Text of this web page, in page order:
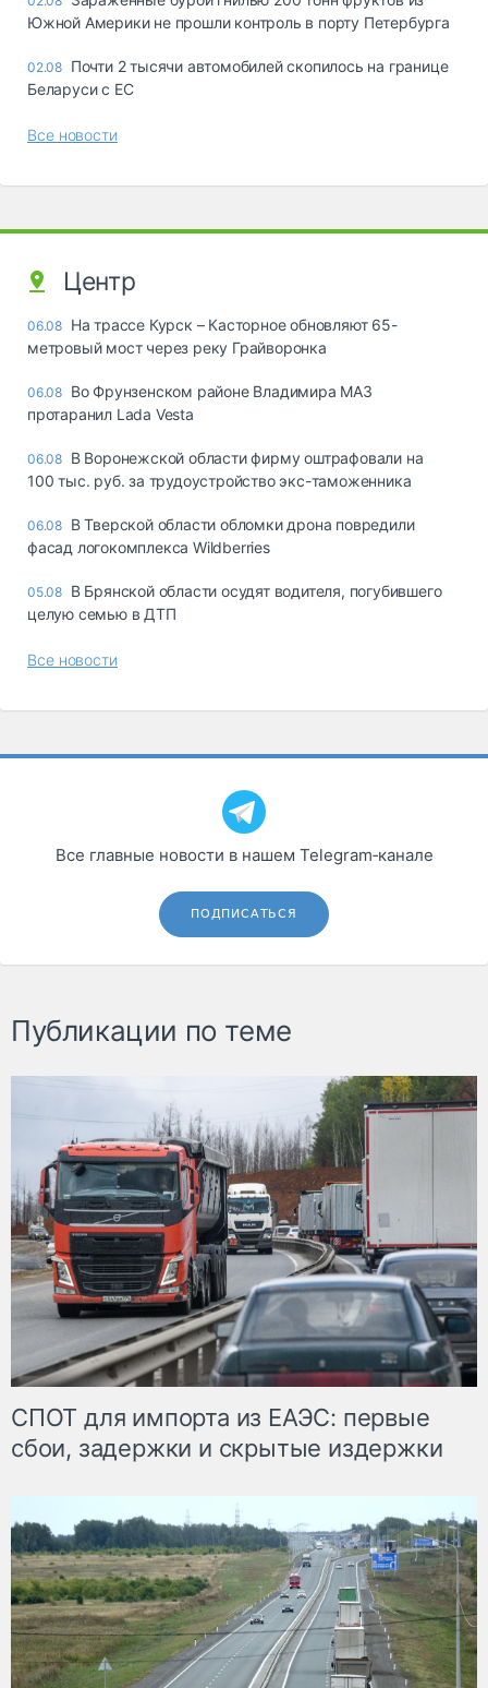
Южной Америки не прошли контроль в порту Петербурга
02.08 Почти 2 тысячи автомобилей скопилось на границе
Беларуси с ЕС
Все новости
Центр
06.08 На трассе Курск – Касторное обновляют 65-
метровый мост через реку Грайворонка
06.08 Во Фрунзенском районе Владимира МАЗ
протаранил Lada Vesta
06.08 В Воронежской области фирму оштрафовали на
100 тыс. руб. за трудоустройство экс-таможенника
06.08 В Тверской области обломки дрона повредили
фасад логокомплекса Wildberries
05.08 В Брянской области осудят водителя, погубившего
целую семью в ДТП
Все новости
Все главные новости в нашем Telegram‑канале
ПОДПИСАТЬСЯ
Публикации по теме
СПОТ для импорта из ЕАЭС: первые
сбои, задержки и скрытые издержки